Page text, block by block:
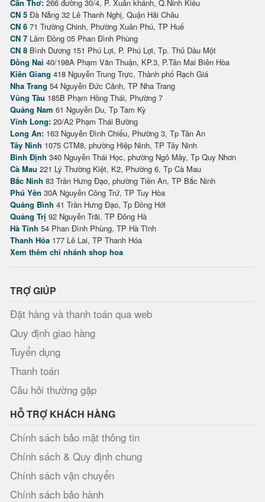
Cần Thơ: 266 đường 30/4, P. Xuân khánh, Q.Ninh Kiều
CN 5 Đà Nẵng 32 Lê Thanh Nghị, Quận Hải Châu
CN 6 71 Trường Chinh, Phường Xuân Phú, TP Huế
CN 7 Lâm Đồng 05 Phan Đình Phùng
CN 8 Bình Dương 151 Phú Lợi, P. Phú Lợi, Tp. Thủ Dầu Một
Đồng Nai 40/198A Phạm Văn Thuận, KP.3, P.Tân Mai Biên Hòa
Kiên Giang 418 Nguyễn Trung Trực, Thành phố Rạch Giá
Nha Trang 54 Nguyễn Đức Cảnh, TP Nha Trang
Vũng Tàu 185B Phạm Hồng Thái, Phường 7
Quảng Nam 61 Nguyễn Du, Tp Tam Kỳ
Vĩnh Long: 20/A2 Phạm Thái Bường
Long An: 163 Nguyễn Đình Chiểu, Phường 3, Tp Tân An
Tây Ninh 1075 CTM8, phường Hiệp Ninh, TP Tây Ninh
Bình Định 340 Nguyễn Thái Học, phường Ngô Mây, Tp Quy Nhơn
Cà Mau 221 Lý Thường Kiệt, K2, Phường 6, Tp Cà Mau
Bắc Ninh 83 Trần Hưng Đạo, phường Tiền An, TP Bắc Ninh
Phú Yên 30A Nguyễn Công Trứ, TP Tuy Hòa
Quảng Bình 41 Trần Hưng Đạo, Tp Đồng Hới
Quảng Trị 92 Nguyễn Trãi, TP Đông Hà
Hà Tĩnh 54 Phan Đình Phùng, TP Hà Tĩnh
Thanh Hóa 177 Lê Lai, TP Thanh Hóa
Xem thêm chi nhánh shop hoa
TRỢ GIÚP
Đặt hàng và thanh toán qua web
Quy định giao hàng
Tuyển dụng
Thanh toán
Câu hỏi thường gặp
HỖ TRỢ KHÁCH HÀNG
Chính sách bảo mật thông tin
Chính sách & Quy định chung
Chính sách vận chuyển
Chính sách bảo hành